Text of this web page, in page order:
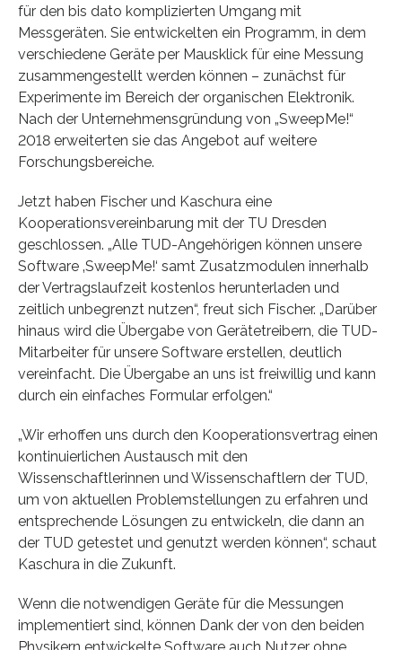
für den bis dato komplizierten Umgang mit
Messgeräten. Sie entwickelten ein Programm, in dem
verschiedene Geräte per Mausklick für eine Messung
zusammengestellt werden können – zunächst für
Experimente im Bereich der organischen Elektronik.
Nach der Unternehmensgründung von „SweepMe!“
2018 erweiterten sie das Angebot auf weitere
Forschungsbereiche.
Jetzt haben Fischer und Kaschura eine
Kooperationsvereinbarung mit der TU Dresden
geschlossen. „Alle TUD-Angehörigen können unsere
Software ‚SweepMe!‘ samt Zusatzmodulen innerhalb
der Vertragslaufzeit kostenlos herunterladen und
zeitlich unbegrenzt nutzen“, freut sich Fischer. „Darüber
hinaus wird die Übergabe von Gerätetreibern, die TUD-
Mitarbeiter für unsere Software erstellen, deutlich
vereinfacht. Die Übergabe an uns ist freiwillig und kann
durch ein einfaches Formular erfolgen.“
„Wir erhoffen uns durch den Kooperationsvertrag einen
kontinuierlichen Austausch mit den
Wissenschaftlerinnen und Wissenschaftlern der TUD,
um von aktuellen Problemstellungen zu erfahren und
entsprechende Lösungen zu entwickeln, die dann an
der TUD getestet und genutzt werden können“, schaut
Kaschura in die Zukunft.
Wenn die notwendigen Geräte für die Messungen
implementiert sind, können Dank der von den beiden